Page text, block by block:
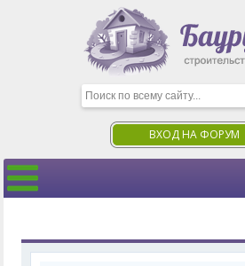
ВХОД НА ФОРУМ